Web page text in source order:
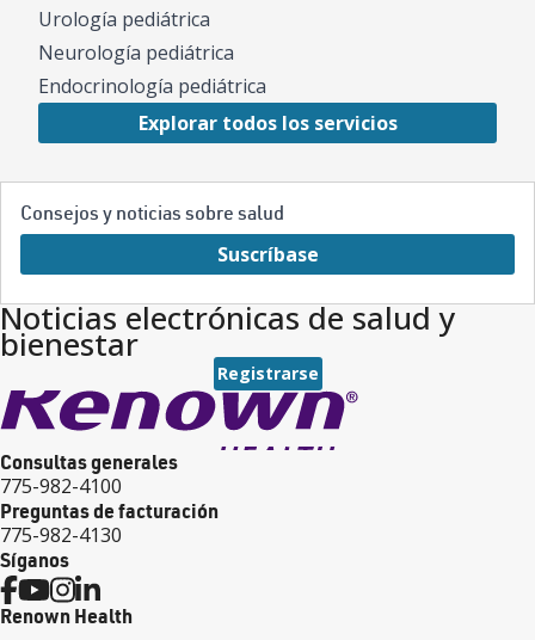
Urología pediátrica
Neurología pediátrica
Endocrinología pediátrica
Explorar todos los servicios
Consejos y noticias sobre salud
Suscríbase
Noticias electrónicas de salud y
bienestar
Registrarse
Consultas generales
775-982-4100
Preguntas de facturación
775-982-4130
Síganos
Renown Health